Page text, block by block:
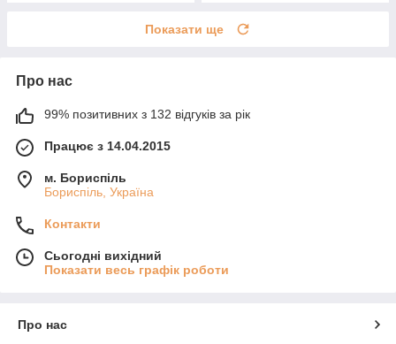
Показати ще
Про нас
99% позитивних з 132 відгуків за рік
Працює з 14.04.2015
м. Бориспіль
Бориспіль, Україна
Контакти
Сьогодні вихідний
Показати весь графік роботи
Про нас